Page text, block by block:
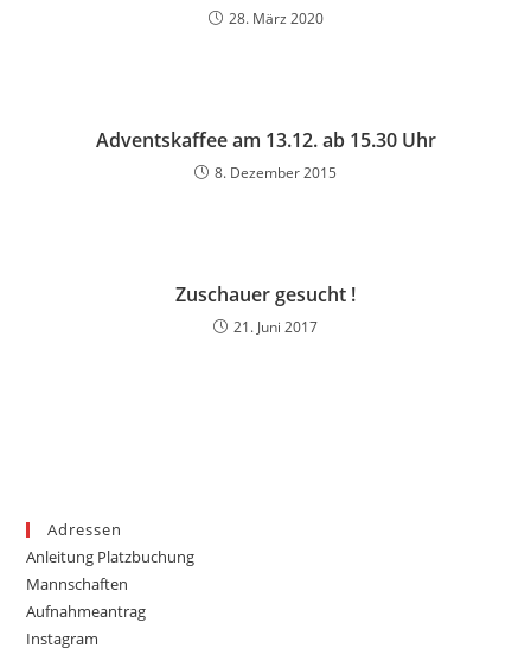
28. März 2020
Adventskaffee am 13.12. ab 15.30 Uhr
8. Dezember 2015
Zuschauer gesucht !
21. Juni 2017
Adressen
Anleitung Platzbuchung
Mannschaften
Aufnahmeantrag
Instagram